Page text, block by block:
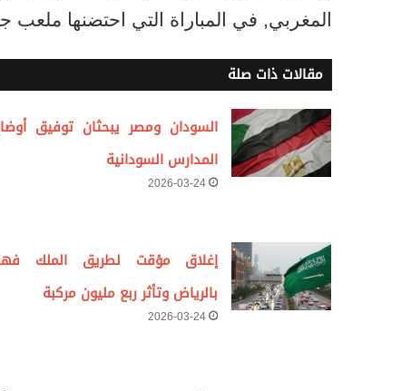
المغربي, في المباراة التي احتضنها ملعب
مقالات ذات صلة
السودان ومصر يبحثان توفيق
المدارس السودانية
2026-03-24
إغلاق مؤقت لطريق الملك
بالرياض وتأثر ربع مليون مركبة
2026-03-24